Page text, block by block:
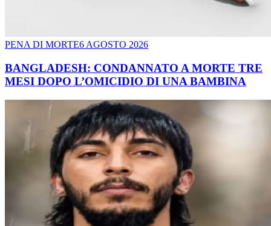
PENA DI MORTE6 AGOSTO 2026
BANGLADESH: CONDANNATO A MORTE TRE
MESI DOPO L’OMICIDIO DI UNA BAMBINA